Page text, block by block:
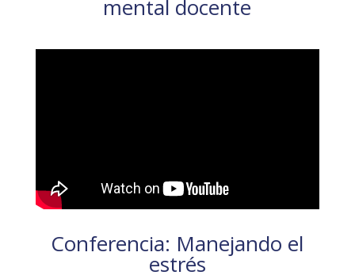
mental docente
Conferencia: Manejando el
estrés